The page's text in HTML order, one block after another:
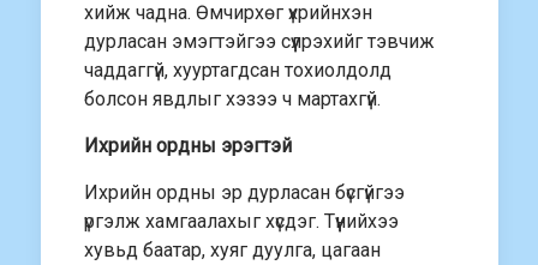
хийж чадна. Өмчирхөг үхрийнхэн
дурласан эмэгтэйгээ сүүлрэхийг тэвчиж
чаддаггүй, хууртагдсан тохиолдолд
болсон явдлыг хэзээ ч мартахгүй.
Ихрийн ордны эрэгтэй
Ихрийн ордны эр дурласан бүсгүйгээ
үргэлж хамгаалахыг хүсдэг. Түүнийхээ
хувьд баатар, хуяг дуулга, цагаан